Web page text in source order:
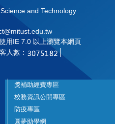
and Technology
用IE 7.0 以上瀏覽本網頁
人數：
獎補助經費專區
校務資訊公開專區
防疫專區
圓夢助學網